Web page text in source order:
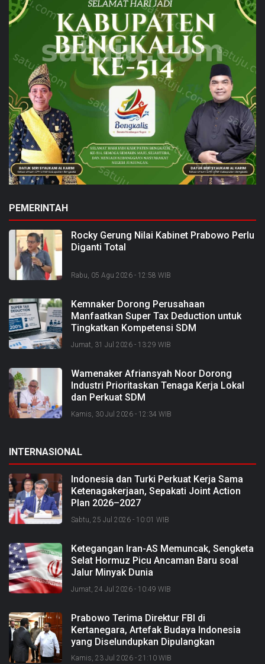
PEMERINTAH
Rocky Gerung Nilai Kabinet Prabowo Perlu
Diganti Total
Rabu, 05 Agu 2026 - 12:58 WIB
Kemnaker Dorong Perusahaan
Manfaatkan Super Tax Deduction untuk
Tingkatkan Kompetensi SDM
Jumat, 31 Jul 2026 - 13:29 WIB
Wamenaker Afriansyah Noor Dorong
Industri Prioritaskan Tenaga Kerja Lokal
dan Perkuat SDM
Kamis, 30 Jul 2026 - 12:34 WIB
INTERNASIONAL
Indonesia dan Turki Perkuat Kerja Sama
Ketenagakerjaan, Sepakati Joint Action
Plan 2026–2027
Sabtu, 25 Jul 2026 - 10:01 WIB
Ketegangan Iran-AS Memuncak, Sengketa
Selat Hormuz Picu Ancaman Baru soal
Jalur Minyak Dunia
Jumat, 24 Jul 2026 - 10:49 WIB
Prabowo Terima Direktur FBI di
Kertanegara, Artefak Budaya Indonesia
yang Diselundupkan Dipulangkan
Kamis, 23 Jul 2026 - 21:10 WIB